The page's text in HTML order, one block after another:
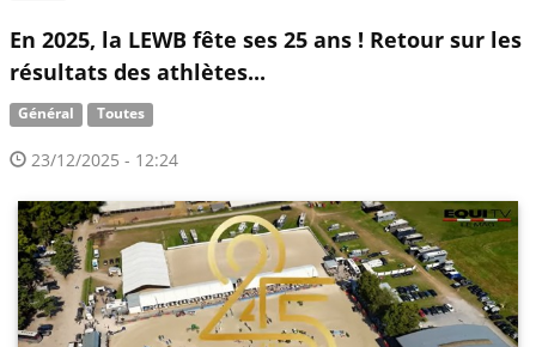
En 2025, la LEWB fête ses 25 ans ! Retour sur les
résultats des athlètes...
Général Toutes
23/12/2025 - 12:24